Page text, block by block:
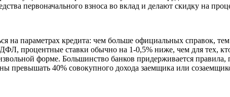
первоначального взноса во вклад и делают скидку на
на параметрах кредита: чем больше официальных справок,
процентные ставки обычно на 1-0,5% ниже, чем для тех,
форме. Большинство банков придерживается
превышать 40% совокупного дохода заемщика или